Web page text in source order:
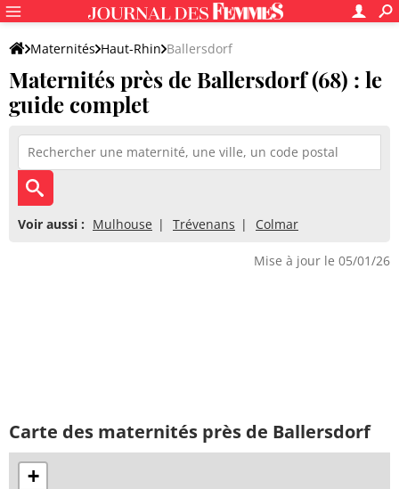
Maternités Haut-Rhin Ballersdorf
Maternités près de Ballersdorf (68) : le
guide complet
Voir aussi : Mulhouse Trévenans Colmar
Mise à jour le 05/01/26
Carte des maternités près de Ballersdorf
+